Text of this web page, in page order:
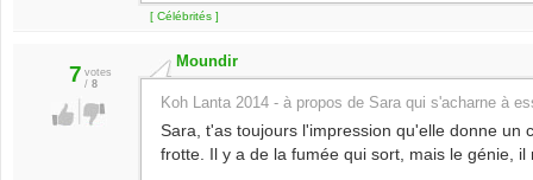
[ Célébrités ]
7 votes
/ 8
Moundir
Koh Lanta 2014 - à propos de Sara qui s'acharne à
Sara, t'as toujours l'impression qu'elle donne un
frotte. Il y a de la fumée qui sort, mais le génie,